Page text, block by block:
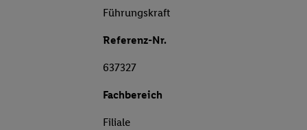
Führungskraft
Referenz-Nr.
637327
Fachbereich
Filiale